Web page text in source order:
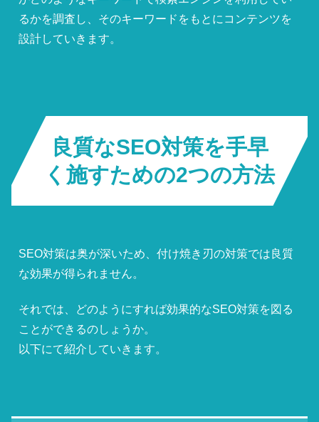
るかを調査し、そのキーワードをもとにコンテンツを
設計していきます。
良質なSEO対策を手早
く施すための2つの方法
SEO対策は奥が深いため、付け焼き刃の対策では良質
な効果が得られません。
それでは、どのようにすれば効果的なSEO対策を図る
ことができるのしょうか。
以下にて紹介していきます。